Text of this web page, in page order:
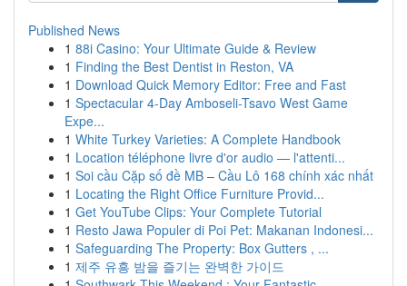
Published News
1 88i Casino: Your Ultimate Guide & Review
1 Finding the Best Dentist in Reston, VA
1 Download Quick Memory Editor: Free and Fast
1 Spectacular 4-Day Amboseli-Tsavo West Game
Expe...
1 White Turkey Varieties: A Complete Handbook
1 Location téléphone livre d'or audio — l'attenti...
1 Soi cầu Cặp số đề MB – Cầu Lô 168 chính xác nhất
1 Locating the Right Office Furniture Provid...
1 Get YouTube Clips: Your Complete Tutorial
1 Resto Jawa Populer di Poi Pet: Makanan Indonesi...
1 Safeguarding The Property: Box Gutters , ...
1 제주 유흥 밤을 즐기는 완벽한 가이드